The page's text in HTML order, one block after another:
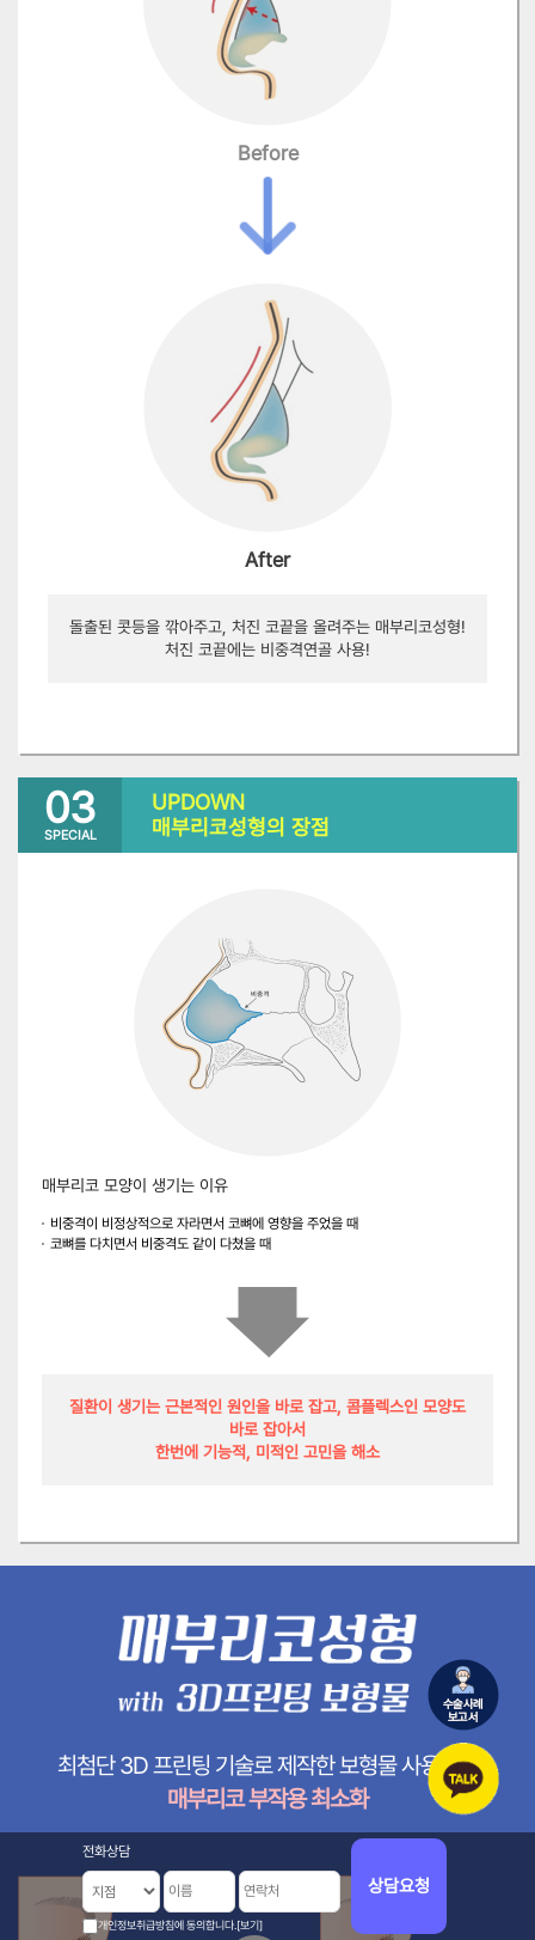
Before
After
돌출된 콧등을 깎아주고, 처진 코끝을 올려주는 매부리코성형!
처진 코끝에는 비중격연골 사용!
03
SPECIAL
UPDOWN
매부리코성형의 장점
매부리코 모양이 생기는 이유
비중격이 비정상적으로 자라면서 코뼈에 영향을 주었을 때
코뼈를 다치면서 비중격도 같이 다쳤을 때
질환이 생기는 근본적인 원인을 바로 잡고, 콤플렉스인 모양도
바로 잡아서
한번에 기능적, 미적인 고민을 해소
최첨단 3D 프린팅 기술로 제작한 보형물 사용으로
매부리코 부작용 최소화
전화상담
개인정보취급방침에 동의합니다. [보기]
상담요청